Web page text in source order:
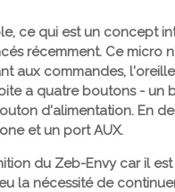
ce qui est un concept
récemment. Ce micro
aux commandes,
a quatre boutons - un
d'alimentation. En
et un port AUX.
du Zeb-Envy car il
la nécessité de